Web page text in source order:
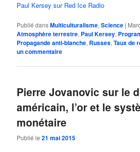
Paul Kersey sur Red Ice Radio
Publié dansMulticulturalisme,Science |
Atmosphère terrestre, Paul Kersey,
Propagande anti-blanche, Russes,Taux de
un commentaire
Pierre Jovanovic sur le
américain, l’or et le
monétaire
Publié le21 mai 2015